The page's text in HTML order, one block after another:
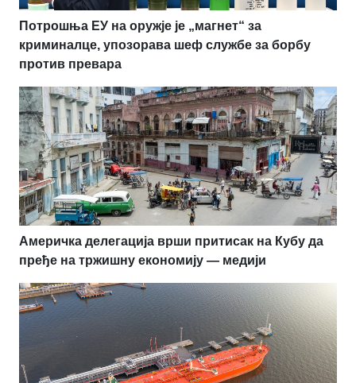
Потрошња ЕУ на оружје је „магнет“ за
криминалце, упозорава шеф службе за борбу
против превара
Америчка делегација врши притисак на Кубу да
пређе на тржишну економију — медији